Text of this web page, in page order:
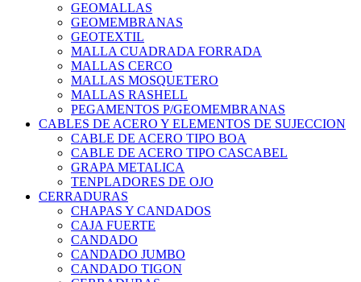
GEOMALLAS
GEOMEMBRANAS
GEOTEXTIL
MALLA CUADRADA FORRADA
MALLAS CERCO
MALLAS MOSQUETERO
MALLAS RASHELL
PEGAMENTOS P/GEOMEMBRANAS
CABLES DE ACERO Y ELEMENTOS DE SUJECCION
CABLE DE ACERO TIPO BOA
CABLE DE ACERO TIPO CASCABEL
GRAPA METALICA
TENPLADORES DE OJO
CERRADURAS
CHAPAS Y CANDADOS
CAJA FUERTE
CANDADO
CANDADO JUMBO
CANDADO TIGON